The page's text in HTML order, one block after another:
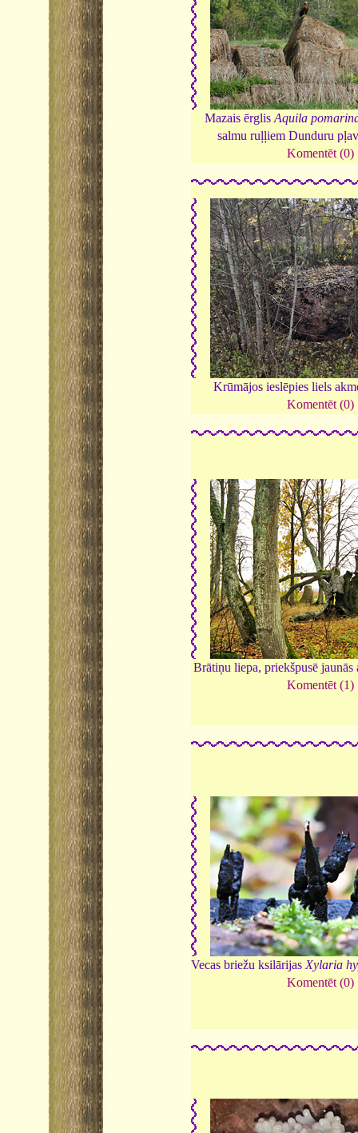
Mazais ērglisAquila
salmu ruļļiem Dunduru
Komentēt (0)
Krūmājos ieslēpies liels
Komentēt (0)
Brātiņu liepa, priekšpusē jaunās
Komentēt (1)
Vecas briežu ksilārijas Xylaria
Komentēt (0)